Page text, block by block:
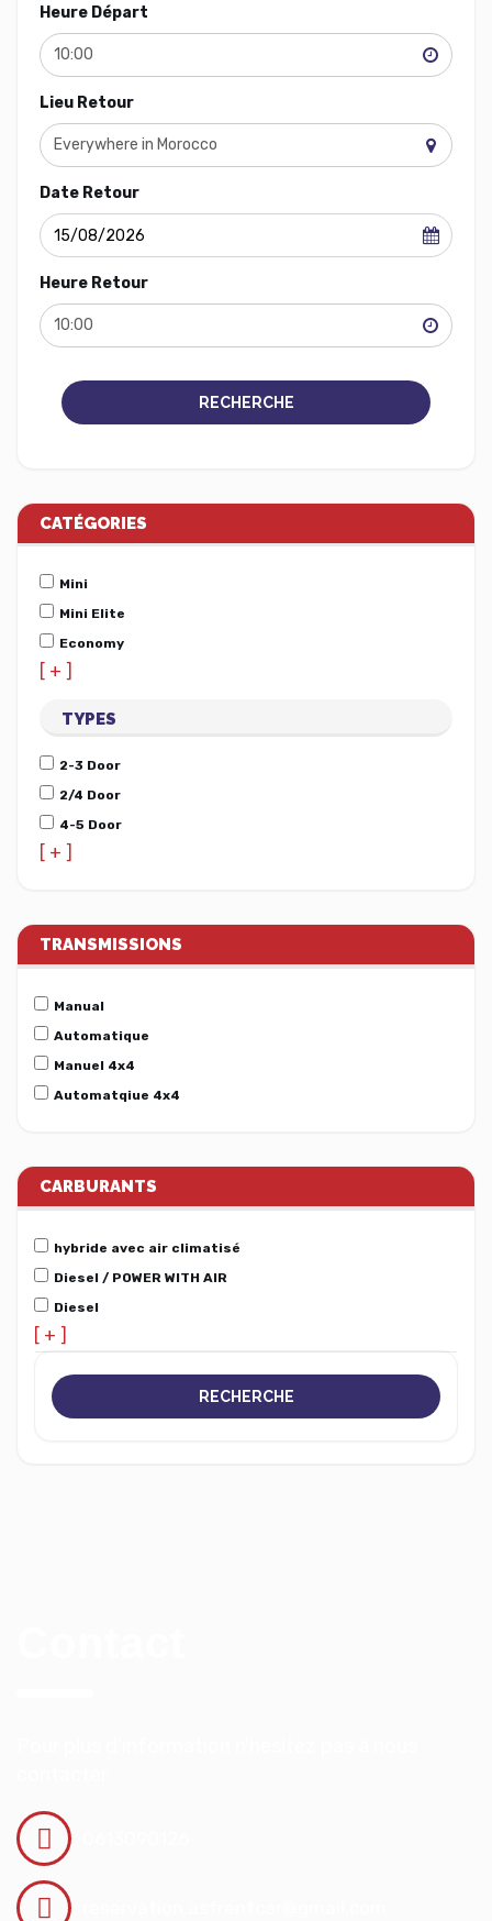
Heure Départ
10:00
Lieu Retour
Everywhere in Morocco
Date Retour
Heure Retour
10:00
CATÉGORIES
Mini
Mini Elite
Economy
[ + ]
TYPES
2-3 Door
2/4 Door
4-5 Door
[ + ]
TRANSMISSIONS
Manual
Automatique
Manuel 4x4
Automatqiue 4x4
CARBURANTS
hybride avec air climatisé
Diesel / POWER WITH AIR
Diesel
[ + ]